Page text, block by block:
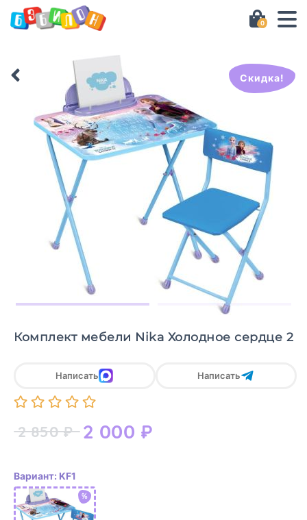
0
Скидка!
Комплект мебели Nika Холодное сердце 2
2 850₽ 2 000 ₽
Написать Написать
Вариант: KF1
%